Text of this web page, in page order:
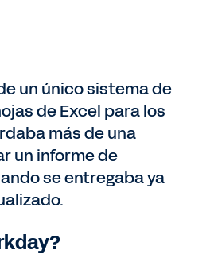
un único sistema de
de Excel para los
más de una
un informe de
se entregaba ya